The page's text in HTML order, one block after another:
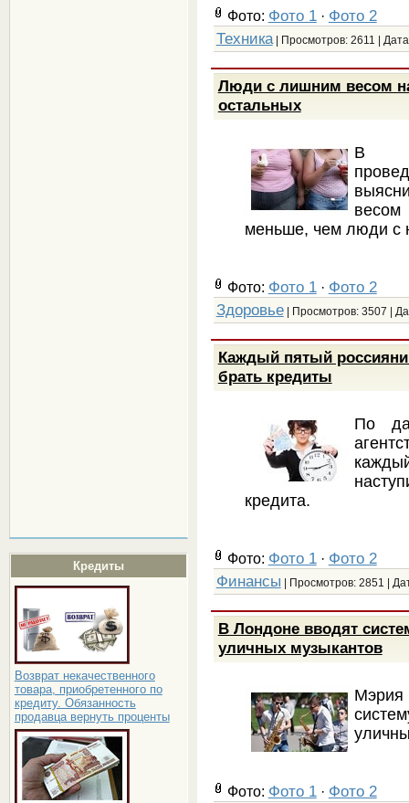
Кредиты
Возврат некачественного
товара, приобретенного по
кредиту. Обязанность
продавца вернуть проценты
Фото: Фото 1· Фото 2
Техника| Просмотров: 2611 |
Люди с лишним весом
остальных
В
меньше, чем люди с
Фото: Фото 1· Фото 2
Здоровье| Просмотров: 3507 |
Каждый пятый
брать кредиты
По
кредита.
Фото: Фото 1· Фото 2
Финансы | Просмотров: 2851 |
В Лондоне вводят
уличных музыкантов
Фото: Фото 1· Фото 2